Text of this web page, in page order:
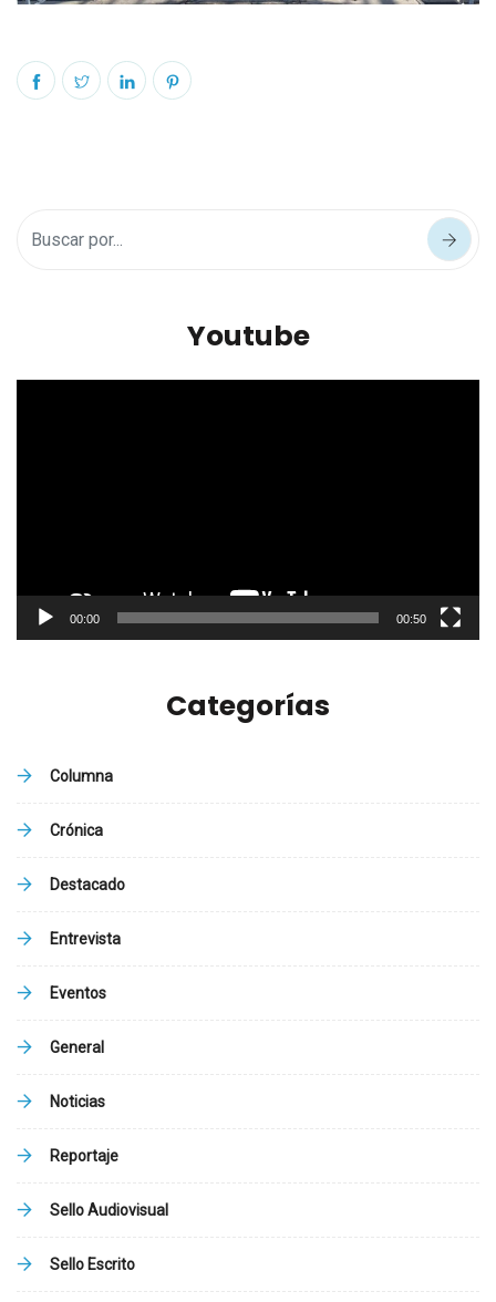
Youtube
00:00 00:50
Categorías
Columna
Crónica
Destacado
Entrevista
Eventos
General
Noticias
Reportaje
Sello Audiovisual
Sello Escrito